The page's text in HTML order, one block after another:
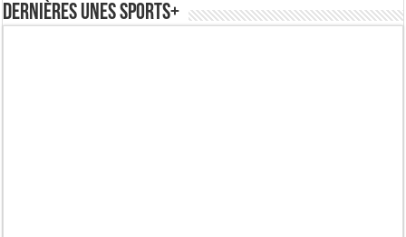
Dernières Unes Sports+